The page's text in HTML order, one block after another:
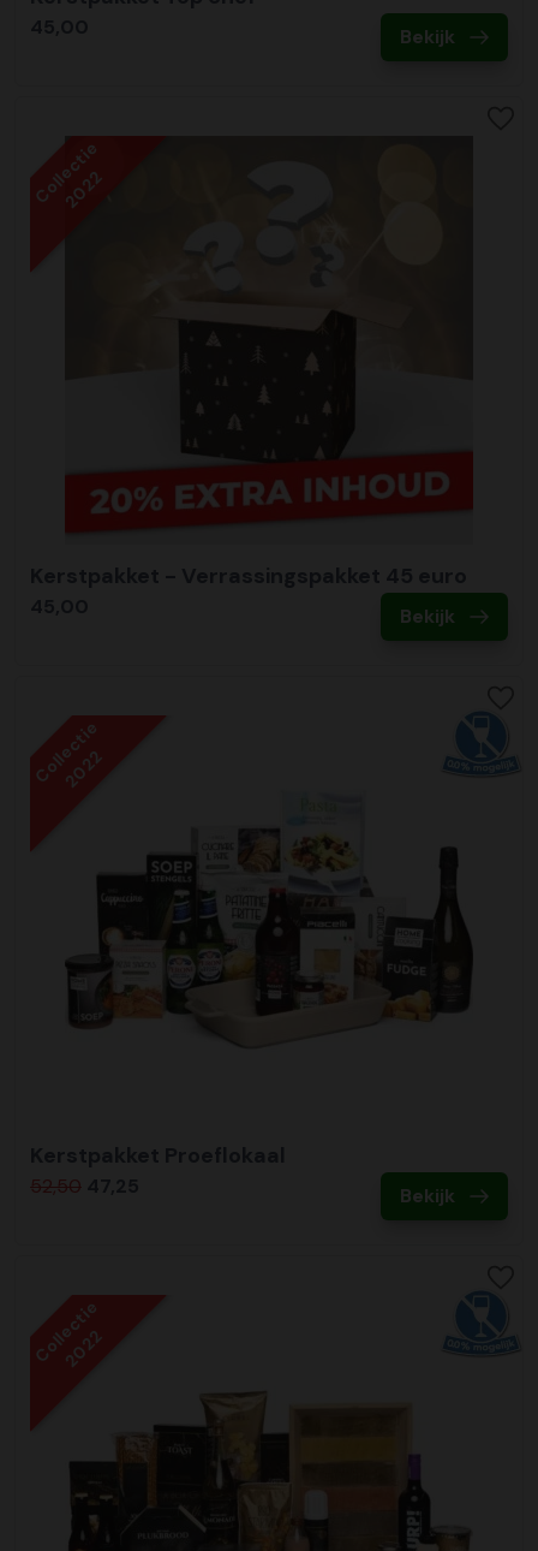
Bekijk
Collectie
2022
Bekijk
Collectie
2022
52,50 Bekijk
Collectie
2022